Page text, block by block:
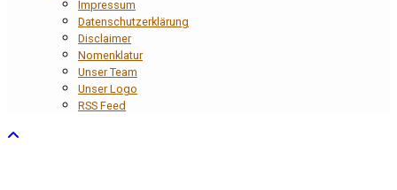
Impressum
Datenschutzerklärung
Disclaimer
Nomenklatur
Unser Team
Unser Logo
RSS Feed